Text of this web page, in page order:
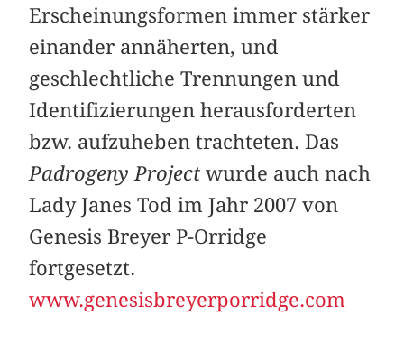
Erscheinungsformen immer stärker
einander annäherten, und
geschlechtliche Trennungen und
Identifizierungen herausforderten
bzw. aufzuheben trachteten. Das
Padrogeny Projectwurde auch nach
Lady Janes Tod im Jahr 2007 von
Genesis Breyer P-Orridge
fortgesetzt.
www.genesisbreyerporridge.com